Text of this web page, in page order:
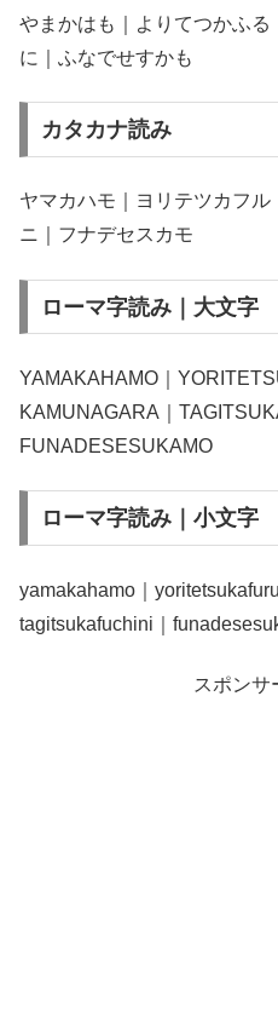
やまかはも｜よりてつかふ
に｜ふなでせすかも
カタカナ読み
ヤマカハモ｜ヨリテツカフ
ニ｜フナデセスカモ
ローマ字読み｜大文字
YAMAKAHAMO｜
KAMUNAGARA｜
FUNADESESUKAMO
ローマ字読み｜小文字
yamakahamo｜
tagitsukafuchini｜
スポンサ